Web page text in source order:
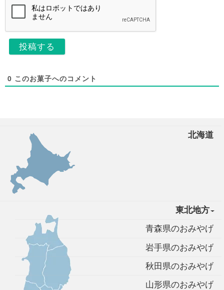
北海道
東北地方
青森県のおみやげ
岩手県のおみやげ
秋田県のおみやげ
山形県のおみやげ
0 このお菓子へのコメント